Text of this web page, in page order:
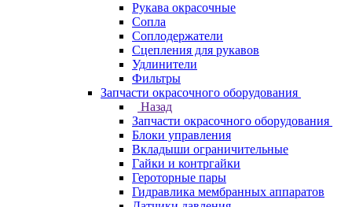
Рукава окрасочные
Сопла
Соплодержатели
Сцепления для рукавов
Удлинители
Фильтры
Запчасти окрасочного оборудования
Назад
Запчасти окрасочного оборудования
Блоки управления
Вкладыши ограничительные
Гайки и контргайки
Героторные пары
Гидравлика мембранных аппаратов